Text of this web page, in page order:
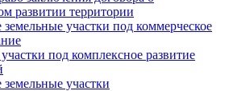
развитии территории
участки под коммерческое
под комплексное развитие
участки